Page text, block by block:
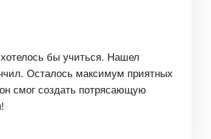
бы учиться. Нашел
Осталось максимум приятных
смог создать потрясающую